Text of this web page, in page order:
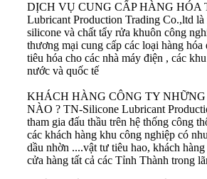
DỊCH VỤ CUNG CẤP HÀNG HÓA
Lubricant Production Trading Co.,ltd là
silicone và chất tẩy rửa khuôn công
thương mại cung cấp các loại hàng hóa
tiêu hóa cho các nhà máy điện , các
nước và quốc tế
KHÁCH HÀNG CÔNG TY
NÀO ? TN-Silicone Lubricant
tham gia đấu thầu trên hệ thống công
các khách hàng khu công nghiệp có
dầu nhờn ....vật tư tiêu hao, khách
cửa hàng tất cả các Tỉnh Thành trong